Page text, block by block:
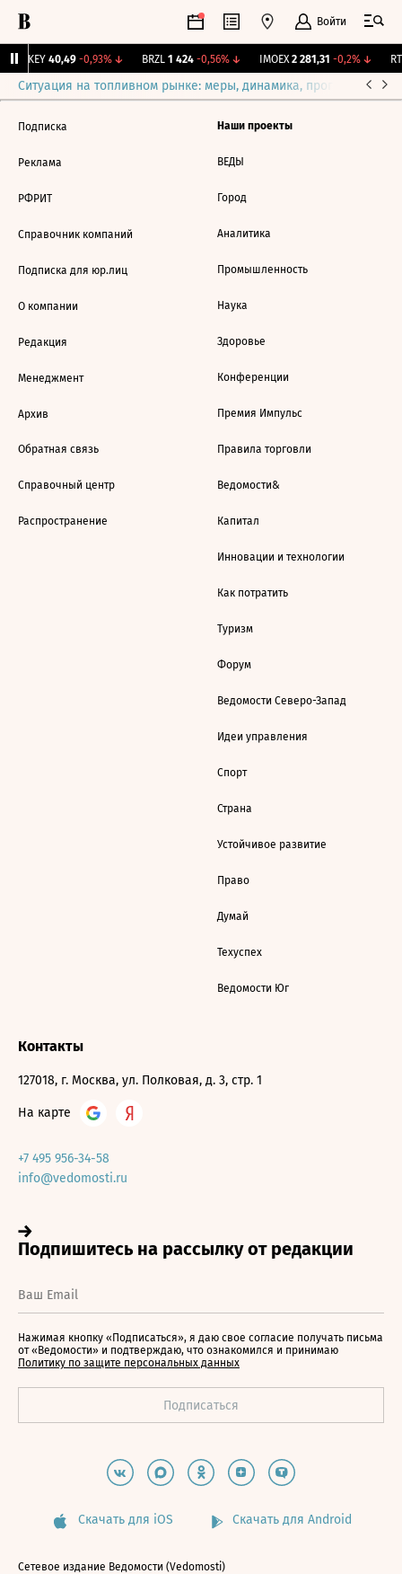
Войти
OKEY 40,49 -0,93%↓ BRZL 1 424 -0,56%↓ IMOEX 2 281,31 -0,2%↓
Ситуация на топливном рынке: меры, динамика, прогнозы
Подписка
Реклама
РФРИТ
Справочник компаний
Подписка для юр.лиц
О компании
Редакция
Менеджмент
Архив
Обратная связь
Справочный центр
Распространение
Наши проекты
ВЕДЫ
Город
Аналитика
Промышленность
Наука
Здоровье
Конференции
Премия Импульс
Правила торговли
Ведомости&
Капитал
Инновации и технологии
Как потратить
Туризм
Форум
Ведомости Северо-Запад
Идеи управления
Спорт
Страна
Устойчивое развитие
Право
Думай
Техуспех
Ведомости Юг
Контакты
127018, г. Москва, ул. Полковая, д. 3, стр. 1
На карте
+7 495 956-34-58
info@vedomosti.ru
Нажимая кнопку «Подписаться», я даю свое согласие получать письма
от «Ведомости» и подтверждаю, что ознакомился и принимаю
Политику по защите персональных данных
Скачать для iOS Скачать для Android
Сетевое издание Ведомости (Vedomosti)